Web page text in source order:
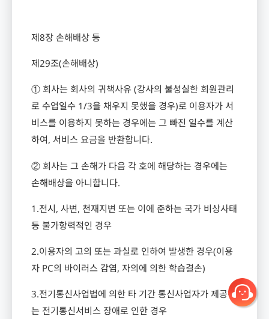
제8장 손해배상 등
제29조(손해배상)
① 회사는 회사의 귀책사유 (강사의 불성실한 회원관리
로 수업일수 1/3을 채우지 못했을 경우)로 이용자가 서
비스를 이용하지 못하는 경우에는 그 빠진 일수를 계산
하여, 서비스 요금을 반환합니다.
② 회사는 그 손해가 다음 각 호에 해당하는 경우에는
손해배상을 아니합니다.
1.전시, 사변, 천재지변 또는 이에 준하는 국가 비상사태
등 불가항력적인 경우
2.이용자의 고의 또는 과실로 인하여 발생한 경우(이용
자 PC의 바이러스 감염, 자의에 의한 학습결손)
3.전기통신사업법에 의한 타 기간 통신사업자가 제공하
는 전기통신서비스 장애로 인한 경우